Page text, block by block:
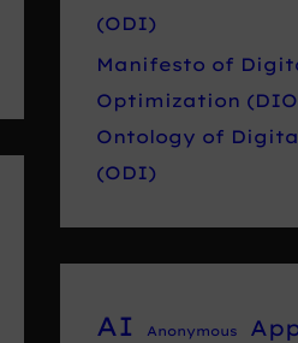
(ODI)
Manifesto of
Optimization
Ontology of
(ODI)
AI Anonymous